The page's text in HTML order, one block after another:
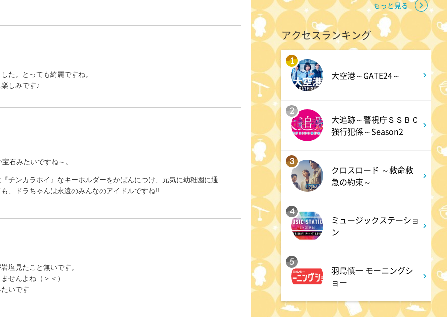
た。とっても綺麗ですね。
しみです♪
石みたいですね～。
チンカラホイ』なキーホルダーをかばんにつけ、元気に幼稚園に通
、ドラちゃんは永遠のみんなのアイドルですね!!
塩見たこと無いです。
せんよね（＞＜）
いです
相棒16 #11
午後 4:48
スーパーJチャンネル 井澤健
太朗と森山みなみが<ニュース
のハテナ>を深掘り
よる 6:50
ザワつく!路線バスで寄り道の
下街グルメを巡る!】
マツコ&有吉 かりそめ天国
M-1王者たくろうの滋賀の魅力
よる 8:54
私の幸福時間
もっと見る
アクセスランキング
1
大空港～GATE24～
2
大追跡～警視庁ＳＳＢＣ
強行犯係～Season2
3
クロスロード ～救命救
急の約束～
4
ミュージックステーショ
ン
5
羽鳥慎一 モーニングシ
ョー